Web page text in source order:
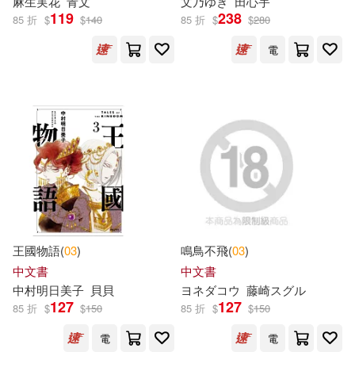
クール教信者(11)
中央存款保險公司存款保險資訊編
輯委員會(11)
五味太郎(11)
人民法院出版社(11)
奧浩哉(11) 川口開治(11)
情痴小和尚(11) 李唐文化(11)
吉林科學技術出版社(20)
中國輕工業出版社(19)
華研(19)
行政院原子能委員會(19)
遼寧少年兒童出版社(19)
台北市立文獻館(18)
85 折 $119 $140 85 折 $238 $280
電
王國物語(03)
中文書
中村明日美子 貝貝
85 折 $127 $150
電
鳴鳥不飛(03)
中文書
ヨネダコウ 藤崎スグル
85 折 $127 $150
電